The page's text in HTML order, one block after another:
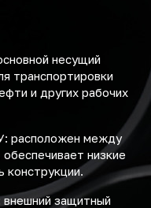
несущий
транспортировки
и других рабочих
расположен между
низкие
конструкции.
защитный